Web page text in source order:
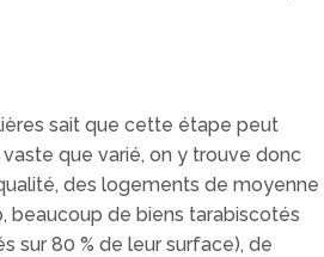
sait que cette étape peut
que varié, on y trouve donc
des logements de moyenne
beaucoup de biens tarabiscotés
sur 80 % de leur surface), de